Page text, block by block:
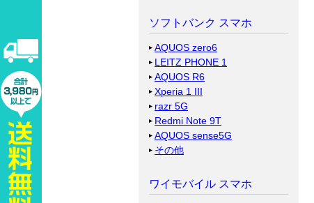
ソフトバンク スマホ
AQUOS zero6
LEITZ PHONE 1
AQUOS R6
Xperia 1 III
razr 5G
Redmi Note 9T
AQUOS sense5G
その他
ワイモバイル スマホ